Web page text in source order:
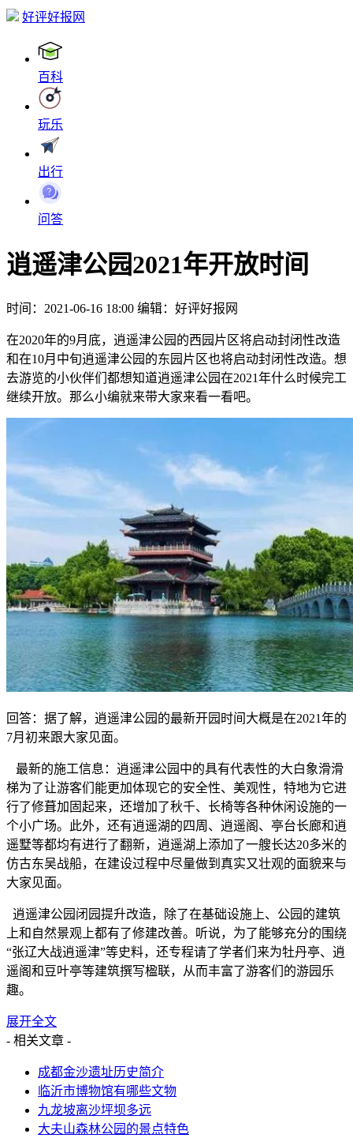
好评好报网
百科
玩乐
出行
问答
逍遥津公园2021年开放时间
时间：2021-06-16 18:00 编辑：好评好报网
在2020年的9月底，逍遥津公园的西园片区将启动封闭性改造
和在10月中旬逍遥津公园的东园片区也将启动封闭性改造。想
去游览的小伙伴们都想知道逍遥津公园在2021年什么时候完工
继续开放。那么小编就来带大家来看一看吧。
回答：据了解，逍遥津公园的最新开园时间大概是在2021年的
7月初来跟大家见面。
最新的施工信息：逍遥津公园中的具有代表性的大白象滑滑
梯为了让游客们能更加体现它的安全性、美观性，特地为它进
行了修葺加固起来，还增加了秋千、长椅等各种休闲设施的一
个小广场。此外，还有逍遥湖的四周、逍遥阁、亭台长廊和逍
遥墅等都均有进行了翻新，逍遥湖上添加了一艘长达20多米的
仿古东吴战船，在建设过程中尽量做到真实又壮观的面貌来与
大家见面。
逍遥津公园闭园提升改造，除了在基础设施上、公园的建筑
上和自然景观上都有了修建改善。听说，为了能够充分的围绕
“张辽大战逍遥津”等史料，还专程请了学者们来为牡丹亭、逍
遥阁和豆叶亭等建筑撰写楹联，从而丰富了游客们的游园乐
趣。
展开全文
- 相关文章 -
成都金沙遗址历史简介
临沂市博物馆有哪些文物
九龙坡离沙坪坝多远
大夫山森林公园的景点特色